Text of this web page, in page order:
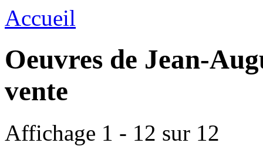
Accueil
Oeuvres de Jean-
vente
Affichage 1 - 12 sur 12